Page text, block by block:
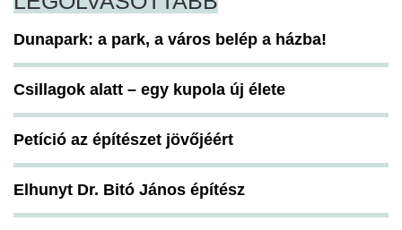
Dunapark: a park, a város belép a házba!
Csillagok alatt – egy kupola új élete
Petíció az építészet jövőjéért
Elhunyt Dr. Bitó János építész